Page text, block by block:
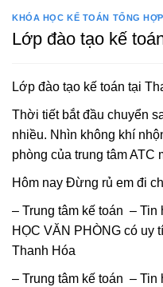
KHÓA HỌC KẾ TOÁN TỔNG HỢP
Lớp đào tạo kế
Lớp đào tạo kế toán tại
Thời tiết bắt đầu chuyển
nhiều. Nhìn không khí
phòng của trung tâm ATC
Hôm nay Đừng rủ em đi
– Trung tâm kế toán – Tin
HỌC VĂN PHÒNG có uy
Thanh Hóa
– Trung tâm kế toán – Tin